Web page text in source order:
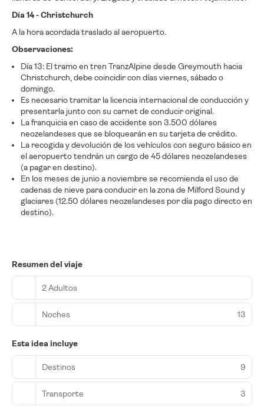
Día 14 - Christchurch
A la hora acordada traslado al aeropuerto.
Observaciones:
Día 13: El tramo en tren TranzAlpine desde Greymouth hacia
Christchurch, debe coincidir con días viernes, sábado o
domingo.
Es necesario tramitar la licencia internacional de conducción y
presentarla junto con su carnet de conducir original.
La franquicia en caso de accidente son 3.500 dólares
neozelandeses que se bloquearán en su tarjeta de crédito.
La recogida y devolución de los vehículos con seguro básico en
el aeropuerto tendrán un cargo de 45 dólares neozelandeses
(a pagar en destino).
En los meses de junio a noviembre se recomienda el uso de
cadenas de nieve para conducir en la zona de Milford Sound y
glaciares (12.50 dólares neozelandeses por día pago directo en
destino).
Resumen del viaje
2 Adultos
Noches 13
Esta idea incluye
Destinos 9
Transporte 3